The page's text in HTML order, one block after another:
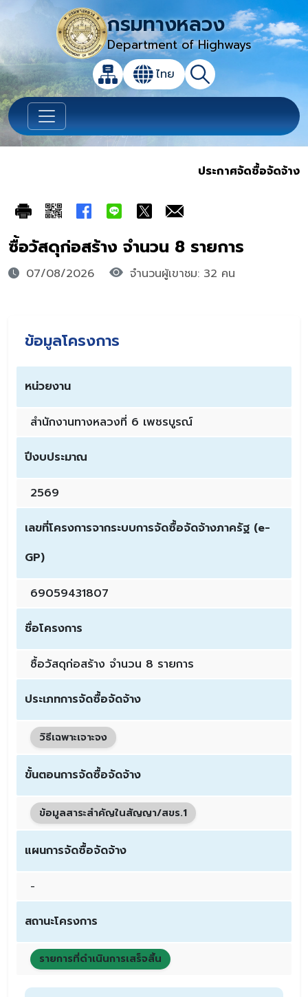
กรมทางหลวง
Department of Highways
แผนผังเว็บไซต์
เปลี่ยนภาษา
ไทย ค้นหา
เปิดกล่องค้นหาข้อมูลหลักของเว็บไซต์
ประกาศจัดซื้อจัดจ้าง
ซื้อวัสดุก่อสร้าง จำนวน 8 รายการ
07/08/2026 จำนวนผู้เขาชม: 32 คน
ข้อมูลโครงการ
หน่วยงาน
สำนักงานทางหลวงที่ 6 เพชรบูรณ์
ปีงบประมาณ
2569
เลขที่โครงการจากระบบการจัดซื้อจัดจ้างภาครัฐ (e-
GP)
69059431807
ชื่อโครงการ
ซื้อวัสดุก่อสร้าง จำนวน 8 รายการ
ประเภทการจัดซื้อจัดจ้าง
วิธีเฉพาะเจาะจง
ขั้นตอนการจัดซื้อจัดจ้าง
ข้อมูลสาระสำคัญในสัญญา/สขร.1
แผนการจัดซื้อจัดจ้าง
-
สถานะโครงการ
รายการที่ดำเนินการเสร็จสิ้น